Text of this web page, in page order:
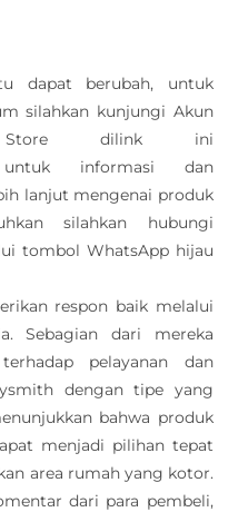
dapat berubah, untuk
silahkan kunjungi Akun
Store dilink ini
informasi dan
lanjut mengenai produk
silahkan hubungi
tombol WhatsApp hijau
respon baik melalui
Sebagian dari mereka
pelayanan dan
dengan tipe yang
bahwa produk
menjadi pilihan tepat
area rumah yang kotor.
dari para pembeli,